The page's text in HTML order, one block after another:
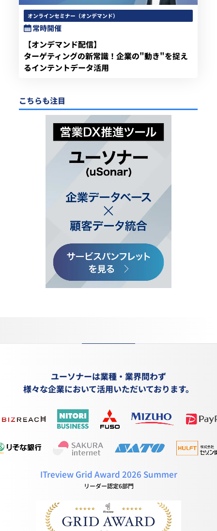
オンラインセミナー（オンデマンド）
常時開催
【オンデマンド配信】
ターゲティングの新常識！企業の"動き"を捉え
るインテントデータ活用
こちらも注目
ユーソナーは業種・業界問わず
様々な企業において活用いただいております。
ITreview Grid Award 2026 Summer
リーダー認定6部門